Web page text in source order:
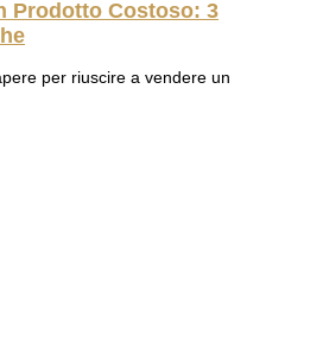
Prodotto Costoso: 3
per riuscire a vendere un